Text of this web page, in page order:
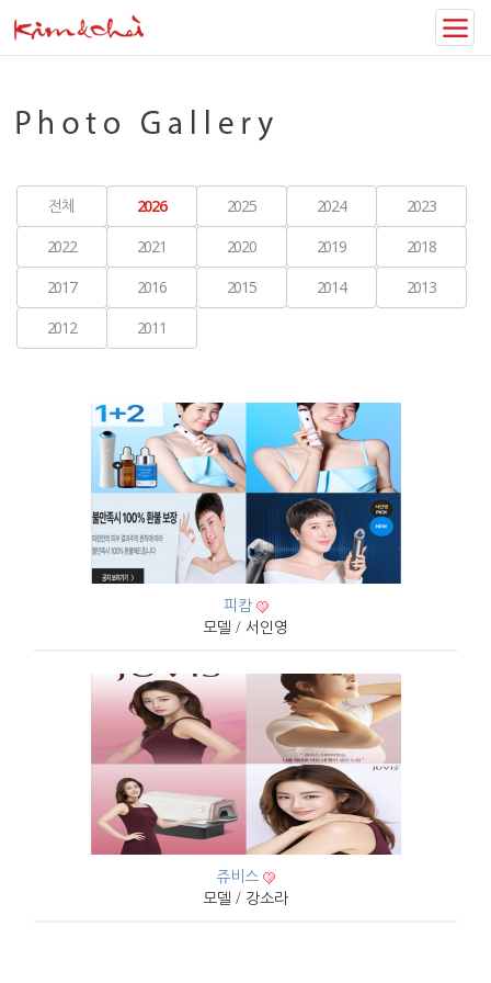
전체 2026 2025 2024
2023
2022
2021 2020 2019
2018
2017
2016 2015 2014
2013
2012
2011
피캄
모델 / 서인영
쥬비스
모델 / 강소라